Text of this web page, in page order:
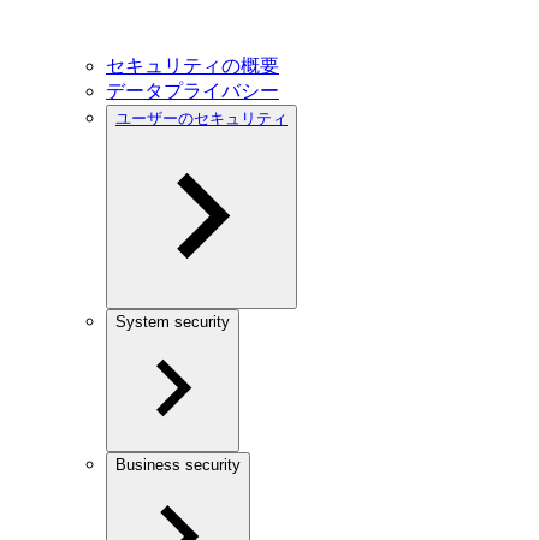
セキュリティの概要
データプライバシー
ユーザーのセキュリティ
System security
Business security